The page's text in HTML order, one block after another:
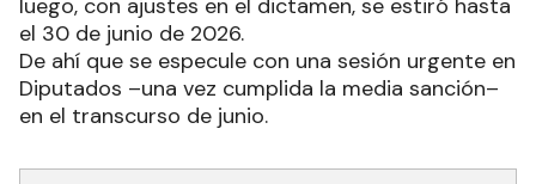
luego, con ajustes en el dictamen, se estiró hasta
el 30 de junio de 2026.
De ahí que se especule con una sesión urgente en
Diputados –una vez cumplida la media sanción–
en el transcurso de junio.